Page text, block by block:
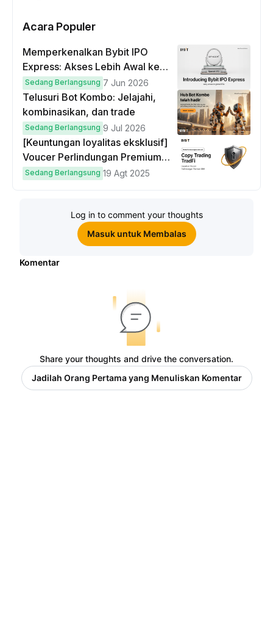
Acara Populer
Memperkenalkan Bybit IPO
Express: Akses Lebih Awal ke
IPO Global!
Sedang Berlangsung 7 Jun 2026
Telusuri Bot Kombo: Jelajahi,
kombinasikan, dan trade
Sedang Berlangsung 9 Jul 2026
[Keuntungan loyalitas eksklusif]
Voucer Perlindungan Premium
hingga $50
Sedang Berlangsung 19 Agt 2025
Log in to comment your thoughts
Masuk untuk Membalas
Komentar
Share your thoughts and drive the conversation.
Jadilah Orang Pertama yang Menuliskan Komentar